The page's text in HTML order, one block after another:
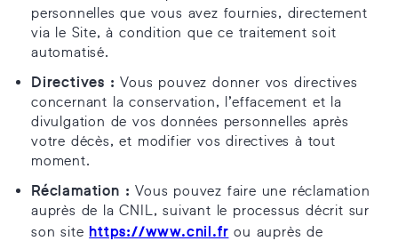
personnelles que vous avez fournies, directement
via le Site, à condition que ce traitement soit
automatisé.
Directives : Vous pouvez donner vos directives
concernant la conservation, l’effacement et la
divulgation de vos données personnelles après
votre décès, et modifier vos directives à tout
moment.
Réclamation : Vous pouvez faire une réclamation
auprès de la CNIL, suivant le processus décrit sur
son sitehttps://www.cnil.fr ou auprès de